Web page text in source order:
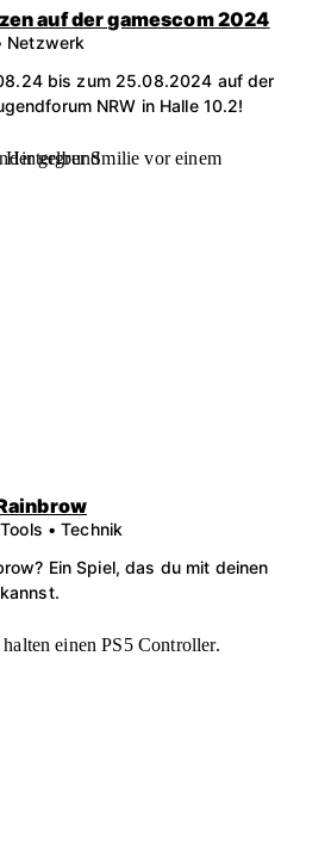
auf der gamescom 2024
Netzwerk
bis zum 25.08.2024 auf der
NRW in Halle 10.2!
• Technik
Ein Spiel, das du mit deinen